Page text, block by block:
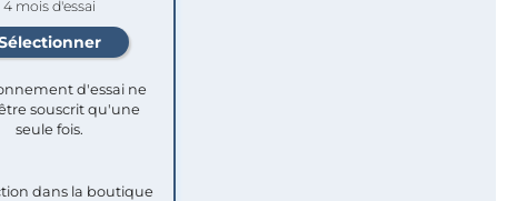
4 mois d'essai
d'essai ne
souscrit qu'une
seule fois.​
dans la boutique